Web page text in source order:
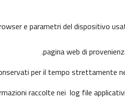
e parametri del dispositivo
pagina web di
per il tempo strettamente
raccolte nei log file